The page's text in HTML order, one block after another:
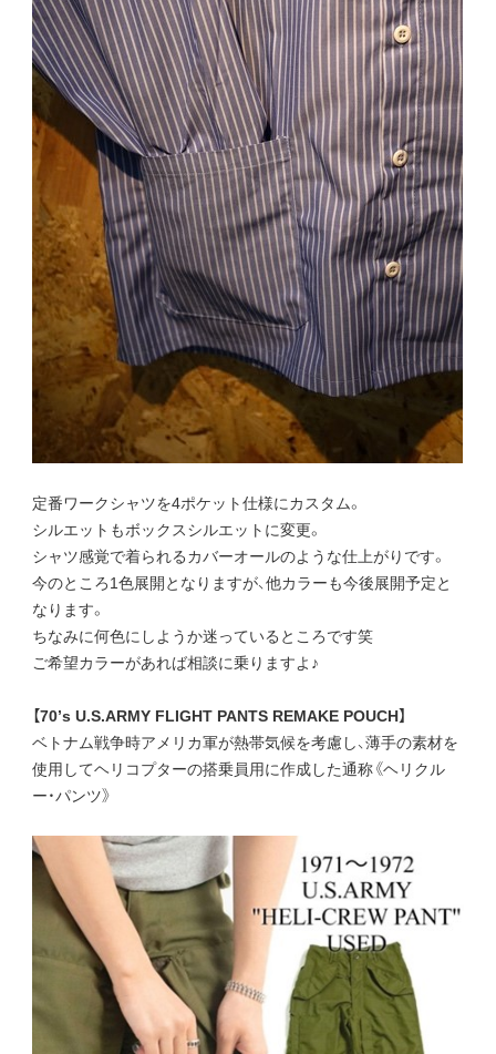
定番ワークシャツを4ポケット仕様にカスタム。
シルエットもボックスシルエットに変更。
シャツ感覚で着られるカバーオールのような仕上がりです。
今のところ1色展開となりますが、他カラーも今後展開予定と
なります。
ちなみに何色にしようか迷っているところです笑
ご希望カラーがあれば相談に乗りますよ♪
【70’s U.S.ARMY FLIGHT PANTS REMAKE POUCH】
ベトナム戦争時アメリカ軍が熱帯気候を考慮し、薄手の素材を
使用してヘリコプターの搭乗員用に作成した通称《ヘリクル
ー・パンツ》